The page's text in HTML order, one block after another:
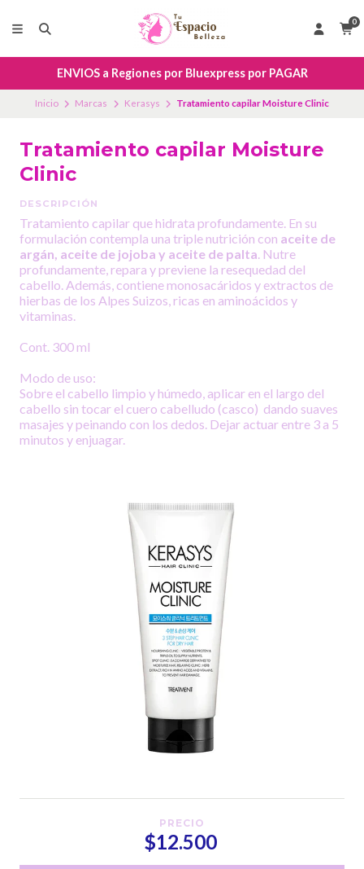
0
ENVIOS a Regiones por Bluexpress por PAGAR
Inicio Marcas Kerasys Tratamiento capilar Moisture Clinic
Tratamiento capilar Moisture
Clinic
DESCRIPCIÓN
Tratamiento capilar que hidrata profundamente. En su
formulación contempla una triple nutrición con aceite de
argán, aceite de jojoba y aceite de palta. Nutre
profundamente, repara y previene la resequedad del
cabello. Además, contiene monosacáridos y extractos de
hierbas de los Alpes Suizos, ricas en aminoácidos y
vitaminas.
Cont. 300 ml
Modo de uso:
Sobre el cabello limpio y húmedo, aplicar en el largo del
cabello sin tocar el cuero cabelludo (casco) dando suaves
masajes y peinando con los dedos. Dejar actuar entre 3 a 5
minutos y enjuagar.
PRECIO
$12.500